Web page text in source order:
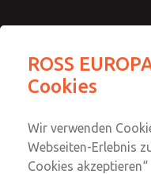
ROSS
Cookies
Wir verwenden
Webseiten-Erlebnis
Cookies